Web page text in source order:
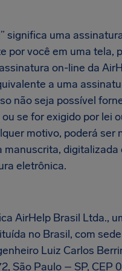
significa uma
por você em uma tela,
on-line da
a uma
não seja possível
se for exigido por lei
motivo, poderá ser
manuscrita, digitalizada
eletrônica.
AirHelp Brasil Ltda.,
no Brasil, com
Luiz Carlos
São Paulo – SP, CEP